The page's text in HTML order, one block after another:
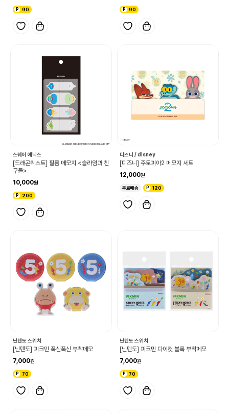
90 90
스퀘어 에닉스
[드래곤퀘스트] 필름 메모지 <슬라임과 친
구들>
10,000
200
디즈니 / disney
[디즈니] 주토피아2 메모지 세트
12,000
무료배송 120
닌텐도 스위치
[닌텐도] 피크민 푹신푹신 부착메모
7,000
70
닌텐도 스위치
[닌텐도] 피크민 다이컷 블록 부착메모
7,000
70